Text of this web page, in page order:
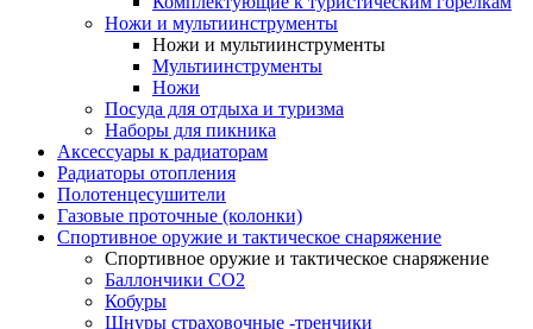
Ножи и мультиинструменты
Ножи и мультиинструменты
Мультиинструменты
Ножи
Посуда для отдыха и туризма
Наборы для пикника
Аксессуары к радиаторам
Радиаторы отопления
Полотенцесушители
Газовые проточные (колонки)
Спортивное оружие и тактическое снаряжение
Спортивное оружие и тактическое снаряжение
Баллончики CO2
Кобуры
Шнуры страховочные -тренчики